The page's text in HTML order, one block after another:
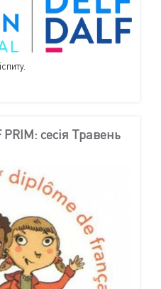
сесія Травень